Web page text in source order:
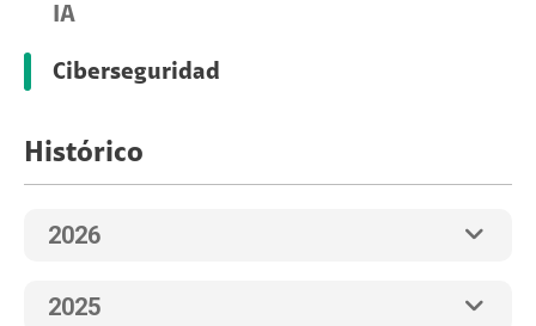
IA
Ciberseguridad
Histórico
2026
2025